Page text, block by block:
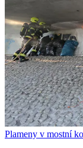
Plameny v mostní